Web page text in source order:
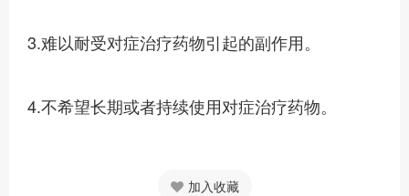
3.难以耐受对症治疗药物引起的副作用。
4.不希望长期或者持续使用对症治疗药物。
加入收藏